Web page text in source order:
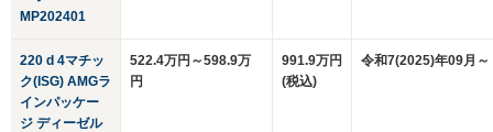
MP202401
220 d 4マチッ
ク(ISG) AMGラ
インパッケー
ジ ディーゼル
522.4万円～598.9万
円
991.9万円
(税込)
令和7(2025)年09月～